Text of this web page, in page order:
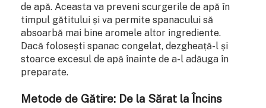
de apă. Aceasta va preveni scurgerile de apă în
timpul gătitului și va permite spanacului să
absoarbă mai bine aromele altor ingrediente.
Dacă folosești spanac congelat, dezgheață-l și
stoarce excesul de apă înainte de a-l adăuga în
preparate.
Metode de Gătire: De la Sărat la Încins